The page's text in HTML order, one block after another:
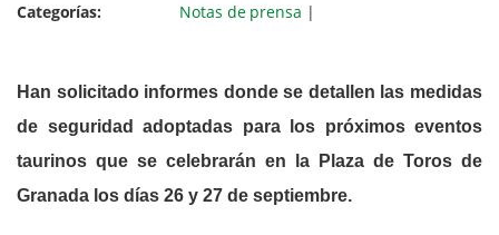
Categorías: Notas de prensa |
Han solicitado informes donde se detallen las medidas
de seguridad adoptadas para los próximos eventos
taurinos que se celebrarán en la Plaza de Toros de
Granada los días 26 y 27 de septiembre.